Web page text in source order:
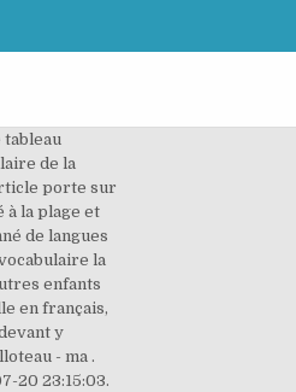
famille de Daniel. FaÃ§on amusante de revoir le vocabulaire des membres de la famille. ... Télécharger PDF vocabulaire ... La famille en arabe Les sens en arabe Les points cardinaux Les parties de la main. 10: Une famille internationale A1/A2. ... La famille. ActivitÃ© brise-glace => se prÃ©senter, parler de sa famille, dessiner son arbre ... La famille, comprÃ©hension de texte, 3 pages... Voici une fiche de 3 pages se composant d'un texte et d'activitÃ©s autour du thÃ¨me